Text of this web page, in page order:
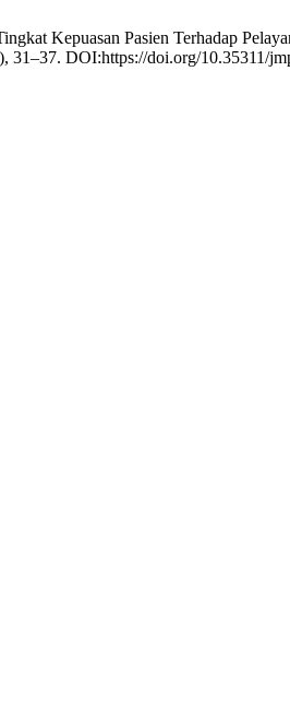
Kepuasan Pasien Terhadap
31–37. DOI:https://doi.org/10.35311/